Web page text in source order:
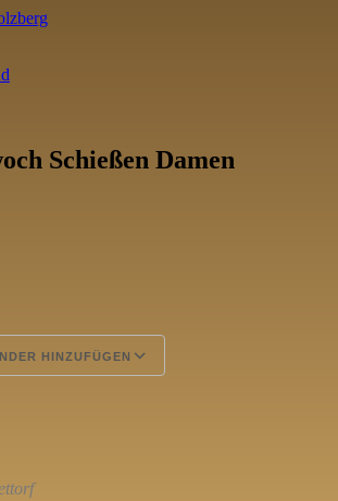
Schießen Damen
HINZUFÜGEN